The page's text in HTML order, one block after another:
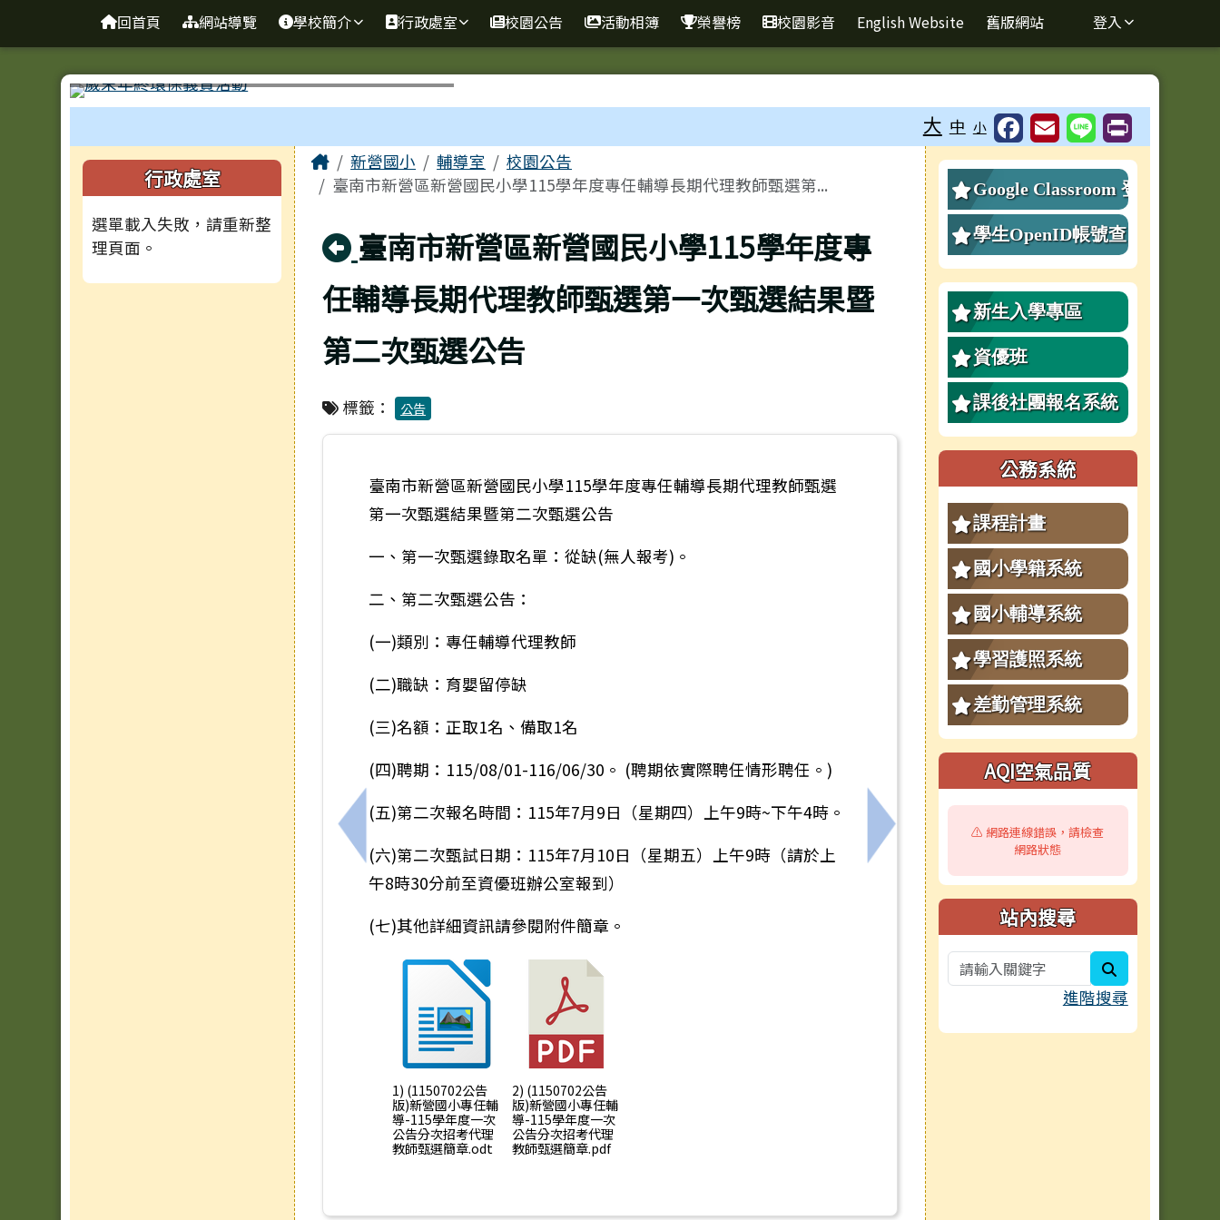
臺南市新營國小
回首頁 網站導覽 學校簡介 行政處室 校園公告 活動相簿 榮譽榜 校園影音 English Website 舊版網站 登入
⏸
大 中 小
左邊區域內容
行政處室
選單載入失敗，請重新整
理頁面。
主內容區域
Home新營國小 輔導室
校園公告
臺南市新營區新營國民小學115學年度專任輔導長期代理教師甄選第...
回上頁
臺南市新營區新營國民小學115學年度專
任輔導長期代理教師甄選第一次甄選結果暨
第二次甄選公告
標籤： 公告
上一筆：臺南市新營區新營國民小學115學年度一般智能優異資源班長期代理教師甄選第二次甄選結果暨第三次甄選公告
臺南市新營區新營國民小學115學年度專任輔導長期代理教師甄選
第一次甄選結果暨第二次甄選公告
一、第一次甄選錄取名單：從缺(無人報考)。
二、第二次甄選公告：
(一)類別：專任輔導代理教師
(二)職缺：育嬰留停缺
(三)名額：正取1名、備取1名
(四)聘期：115/08/01-116/06/30。 (聘期依實際聘任情形聘任。)
(五)第二次報名時間：115年7月9日（星期四）上午9時~下午4時。
(六)第二次甄試日期：115年7月10日（星期五）上午9時（請於上
午8時30分前至資優班辦公室報到）
(七)其他詳細資訊請參閱附件簡章。
1) (1150702公告
版)新營國小專任輔
導-115學年度一次
公告分次招考代理
教師甄選簡章.odt
2) (1150702公告
版)新營國小專任輔
導-115學年度一次
公告分次招考代理
教師甄選簡章.pdf
下一筆：臺南市新營區新營國民小學115學年
右邊區域內容
Google Classroom 登
入
學生OpenID帳號查
詢、重設密碼
新生入學專區
資優班
課後社團報名系統
公務系統
課程計畫
國小學籍系統
國小輔導系統
學習護照系統
差勤管理系統
AQI空氣品質
⚠️ 網路連線錯誤，請檢查
網路狀態
站內搜尋
進階搜尋
頁尾區域